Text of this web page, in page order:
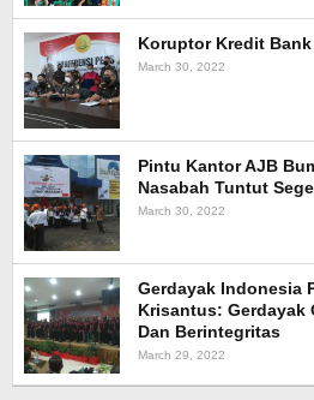
Koruptor Kredit
March 30, 2022
Pintu Kantor AJB
Nasabah Tuntut
March 30, 2022
Gerdayak Indonesia
Krisantus: Gerdayak
Dan Berintegritas
March 29, 2022